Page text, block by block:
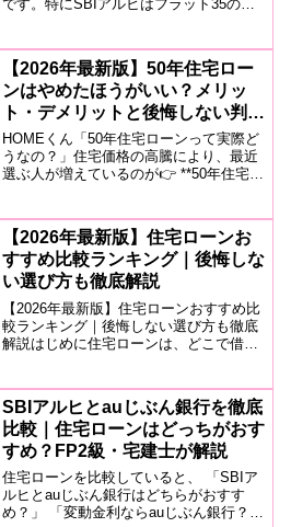
です。特にSBIアルヒはフラット35の取
ょう。しかし、 「フラット35って普通の
住宅ローンと何が...
【2026年最新版】50年住宅ロー
ンはやめたほうがいい？メリッ
ト・デメリットと後悔しない判断
基準
HOMEくん「50年住宅ローンって実際ど
うなの？」住宅価格の高騰により、最近
選ぶ人が増えているのが👉 **50年住宅ロ
支払いを抑えたい・今の収入でも家を買
いたいとい...
【2026年最新版】住宅ローンお
すすめ比較ランキング｜後悔しな
い選び方も徹底解説
【2026年最新版】住宅ローンおすすめ比
較ランキング｜後悔しない選び方も徹底
解説はじめに住宅ローンは、どこで借り
信用生命保険（団信）・審査基準などが
大きく異なり、選び方...
SBIアルヒとauじぶん銀行を徹底
比較｜住宅ローンはどっちがおす
すめ？FP2級・宅建士が解説
住宅ローンを比較していると、 「SBIア
ルヒとauじぶん銀行はどちらがおすす
め？」 「変動金利ならauじぶん銀行？」